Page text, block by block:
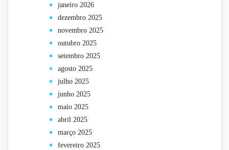
janeiro 2026
dezembro 2025
novembro 2025
outubro 2025
setembro 2025
agosto 2025
julho 2025
junho 2025
maio 2025
abril 2025
março 2025
fevereiro 2025